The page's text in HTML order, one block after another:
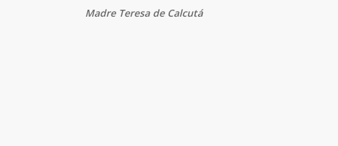
Madre Teresa de Calcutá